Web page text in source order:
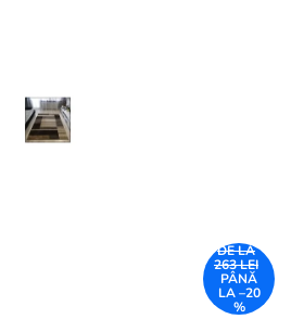
DE LA
263 LEI
PÂNĂ
LA –20
%